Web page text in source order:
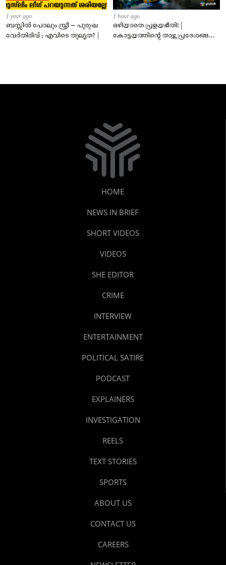
1 year ago
ബസ്സിൽ പോലും സ്ത്രീ – പുരുഷ
വേർതിരിവ് ; എവിടെ തുല്യത? |
1 hour ago
ഒഴിയാതെ പ്രളയഭീതി! |
കോട്ടയത്തിന്റെ താഴ്ന്ന പ്രദേശങ്ങൾ
HOME
NEWS IN BRIEF
SHORT VIDEOS
VIDEOS
SHE EDITOR
CRIME
INTERVIEW
ENTERTAINMENT
POLITICAL SATIRE
PODCAST
EXPLAINERS
INVESTIGATION
REELS
TEXT STORIES
SPORTS
ABOUT US
CONTACT US
CAREERS